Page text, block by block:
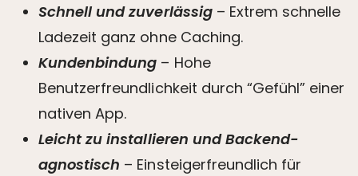
Schnell und zuverlässig– Extrem schnelle
Ladezeit ganz ohne Caching.
Kundenbindung – Hohe
Benutzerfreundlichkeit durch “Gefühl” einer
nativen App.
Leicht zu installieren und Backend-
agnostisch – Einsteigerfreundlich für